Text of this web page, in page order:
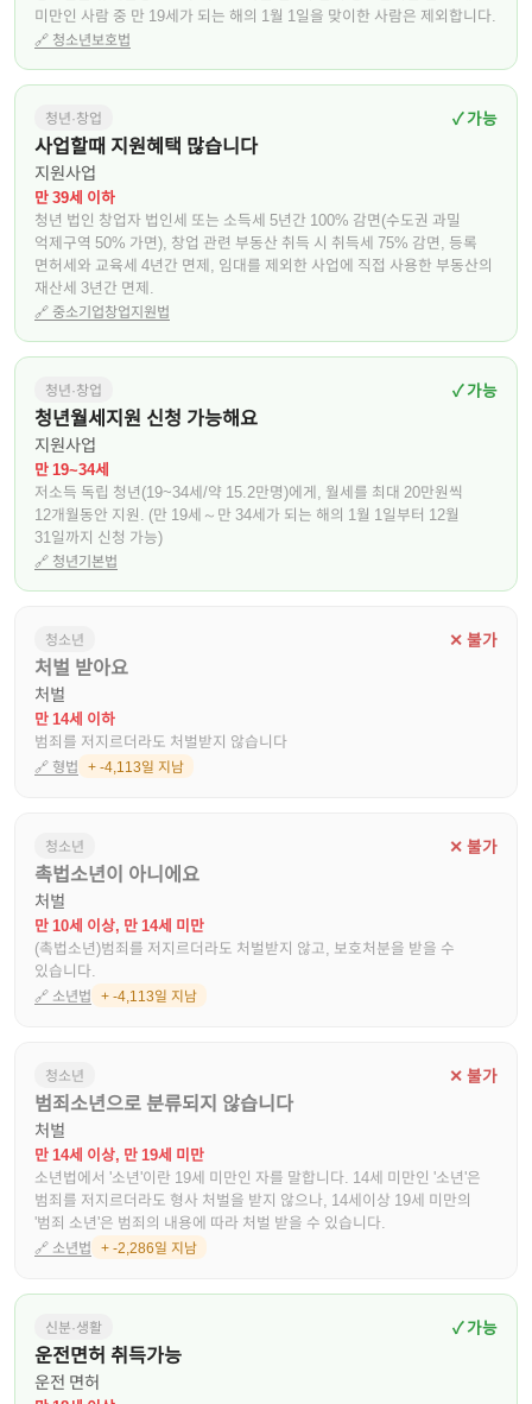
미만인 사람 중 만 19세가 되는 해의 1월 1일을 맞이한 사람은 제외합니다.
🔗 청소년보호법
청년·창업 ✓ 가능
사업할때 지원혜택 많습니다
지원사업
만 39세 이하
청년 법인 창업자 법인세 또는 소득세 5년간 100% 감면(수도권 과밀
억제구역 50% 가면), 창업 관련 부동산 취득 시 취득세 75% 감면, 등록
면허세와 교육세 4년간 면제, 임대를 제외한 사업에 직접 사용한 부동산의
재산세 3년간 면제.
🔗중소기업창업지원법
청년·창업 ✓ 가능
청년월세지원 신청 가능해요
지원사업
만 19~34세
저소득 독립 청년(19~34세/약 15.2만명)에게, 월세를 최대 20만원씩
12개월동안 지원. (만 19세～만 34세가 되는 해의 1월 1일부터 12월
31일까지 신청 가능)
🔗 청년기본법
청소년 ✕ 불가
처벌 받아요
처벌
만 14세 이하
범죄를 저지르더라도 처벌받지 않습니다
🔗형법 + -4,113일 지남
청소년 ✕ 불가
촉법소년이 아니에요
처벌
만 10세 이상, 만 14세 미만
(촉법소년)범죄를 저지르더라도 처벌받지 않고, 보호처분을 받을 수
있습니다.
🔗 소년법 + -4,113일 지남
청소년 ✕ 불가
범죄소년으로 분류되지 않습니다
처벌
만 14세 이상, 만 19세 미만
소년법에서 '소년'이란 19세 미만인 자를 말합니다. 14세 미만인 '소년'은
범죄를 저지르더라도 형사 처벌을 받지 않으나, 14세이상 19세 미만의
'범죄 소년'은 범죄의 내용에 따라 처벌 받을 수 있습니다.
🔗 소년법 + -2,286일 지남
신분·생활 ✓ 가능
운전면허 취득가능
운전 면허